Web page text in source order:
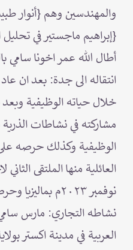
والمهندسين وهم {أنوار
{إبراهيم ماجستير في
أطال الله عمر اخونا سامي
انتقاله الى جدة: بعد ان
خلال حياته الوظيفية وبعد
مشاركته في نشاطات
الوظيفية وكذلك حرصه على
العائلية منها الملتقى
نوفمبر ٢٠٢٣م بماليزيا وحرص أيضاعلى المشاركة في اللجان التنظيمية .
نشاطه التجاري: مارس سامي
العربية في مدينة اكستر